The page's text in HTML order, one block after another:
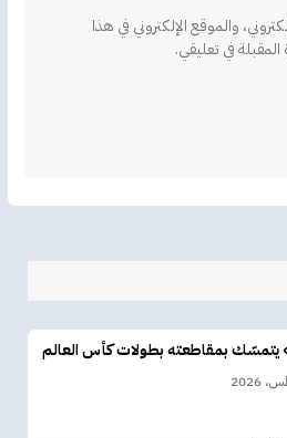
والموقع الإلكتروني في هذا
في تعليقي.
يتمسّك بمقاطعته بطولات كأس العالم